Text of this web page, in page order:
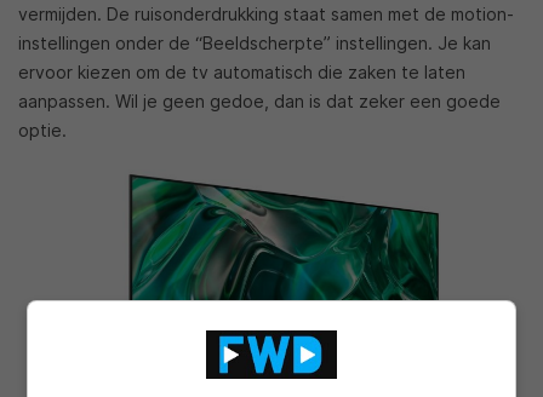
vermijden. De ruisonderdrukking staat samen met de motion-
instellingen onder de “Beeldscherpte” instellingen. Je kan
ervoor kiezen om de tv automatisch die zaken te laten
aanpassen. Wil je geen gedoe, dan is dat zeker een goede
optie.